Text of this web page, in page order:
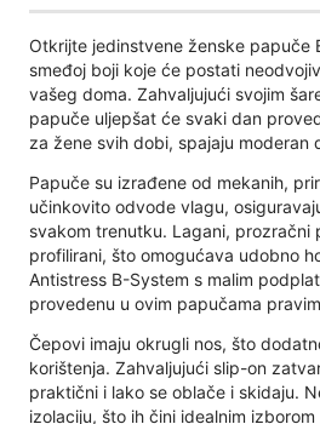
Otkrijte jedinstvene ženske papuče
smeđoj boji koje će postati
vašeg doma. Zahvaljujući svojim
papuče uljepšat će svaki dan
za žene svih dobi, spajaju moderan
Papuče su izrađene od mekanih,
učinkovito odvode vlagu,
svakom trenutku. Lagani, prozračni
profilirani, što omogućava udobno
Antistress B-System s malim
provedenu u ovim papučama
Čepovi imaju okrugli nos, što
korištenja. Zahvaljujući slip-on
praktični i lako se oblače i skidaju.
izolaciju, što ih čini idealnim